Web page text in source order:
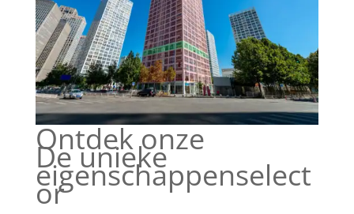
Ontdek onze
De unieke
eigenschappenselect
or